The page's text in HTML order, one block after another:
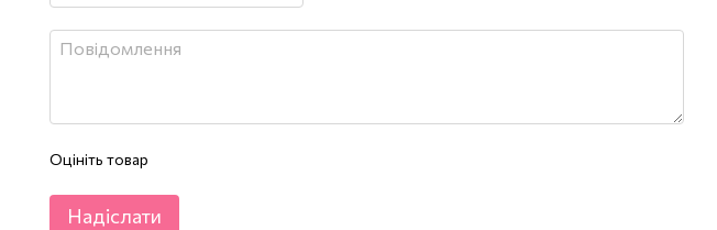
Оцініть товар
Надіслати